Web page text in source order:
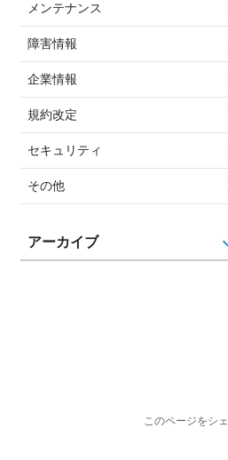
メンテナンス
障害情報
企業情報
規約改定
セキュリティ
その他
アーカイブ
このページをシ